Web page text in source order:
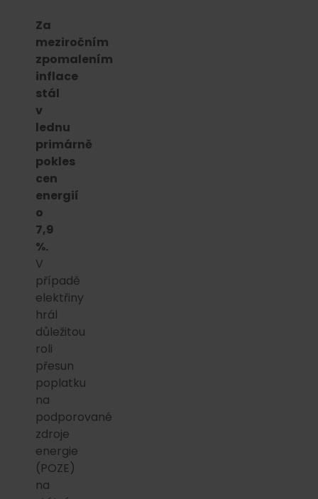
Za
meziročním
zpomalením
inflace
stál
v
lednu
primárně
pokles
cen
energií
o
7,9
%.
V
případě
elektřiny
hrál
důležitou
roli
přesun
poplatku
na
podporované
zdroje
energie
(POZE)
na